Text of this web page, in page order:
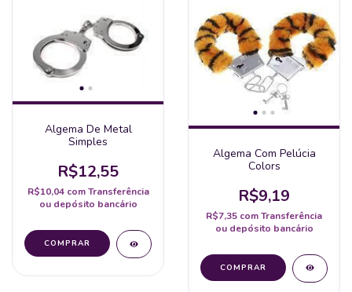
Algema De Metal
Simples
R$12,55
R$10,04 com Transferência
ou depósito bancário
Algema Com Pelúcia
Colors
R$9,19
R$7,35 comTransferência
ou depósito bancário